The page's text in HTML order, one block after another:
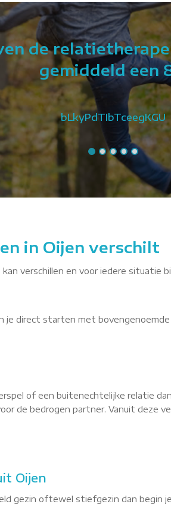
de
gemiddeld een
bLkyPdTIbTceegKGU
in Oijen verschilt
verschillen en voor iedere situatie
je direct starten met
of een buitenechtelijke relatie
de bedrogen partner. Vanuit deze
Oijen
gezin oftewel stiefgezin dan